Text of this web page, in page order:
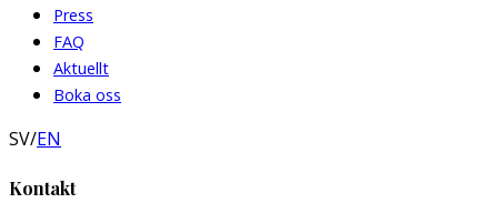
Press
FAQ
Aktuellt
Boka oss
SV/EN
Kontakt